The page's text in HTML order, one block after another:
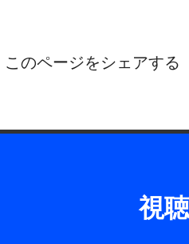
このページをシェアする
視